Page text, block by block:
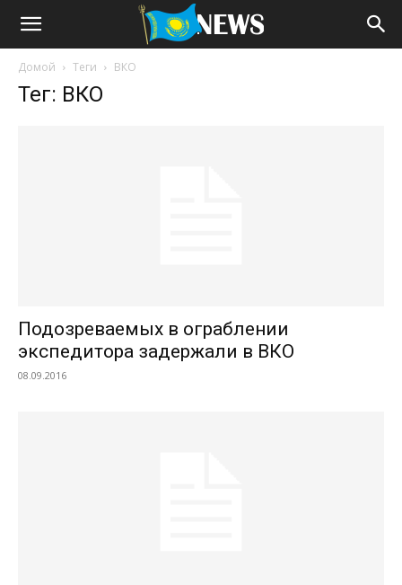
Домой Теги ВКО
Тег: ВКО
Подозреваемых в ограблении
экспедитора задержали в ВКО
08.09.2016